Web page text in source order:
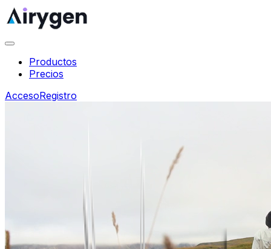
Productos
Precios
AccesoRegistro